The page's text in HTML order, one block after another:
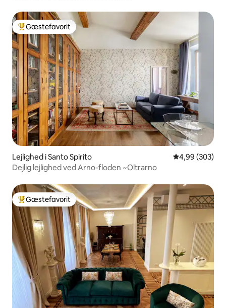
Bedste gæstefavorit
Gæstefavorit
Lejlighed i Santo Spirito 4,99 ud af 5 i
4,99 (303)
Dejlig lejlighed ved Arno-floden ~Oltrarno
Bedste gæstefavorit
Gæstefavorit